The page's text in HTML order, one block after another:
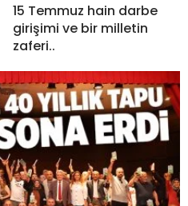
15 Temmuz hain darbe
girişimi ve bir milletin
zaferi..